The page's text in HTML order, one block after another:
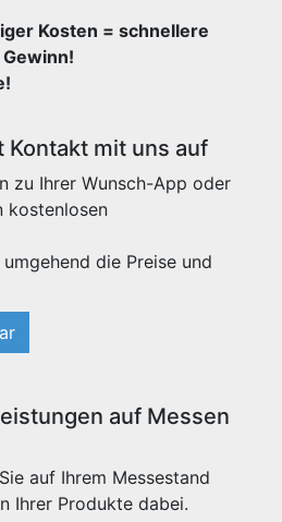
Kosten = schnellere
Kontakt mit uns auf
zu Ihrer Wunsch-App oder
kostenlosen
die Preise und
auf Messen
auf Ihrem Messestand
Ihrer Produkte dabei.